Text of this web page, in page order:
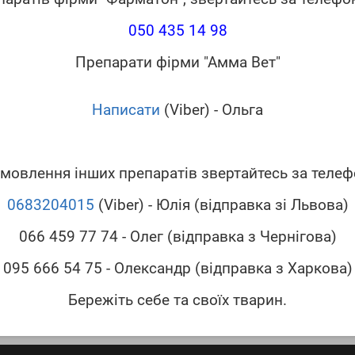
050 435 14 98
Препарати фірми "Амма Вет"
Написати (Viber) - Ольга
інших препаратів звертайтесь за
0683204015 (Viber) - Юлія (відправка зі Львова)
066 459 77 74 - Олег (відправка з Чернігова)
095 666 54 75 - Олександр (відправка з Харкова)
Бережіть себе та своїх тварин.